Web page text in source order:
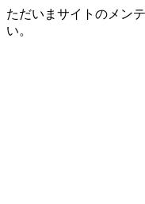
ただいまサイトのメン
い。